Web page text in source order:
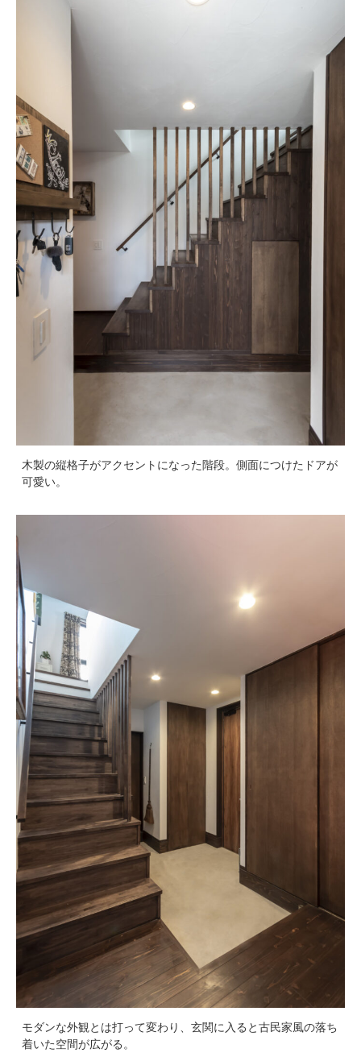
木製の縦格子がアクセントになった階段。側面につけたドアが
可愛い。
モダンな外観とは打って変わり、玄関に入ると古民家風の落ち
着いた空間が広がる。